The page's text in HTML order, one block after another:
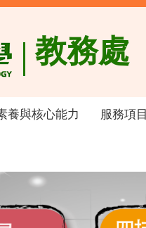
教務處
養與核心能力 服務項目